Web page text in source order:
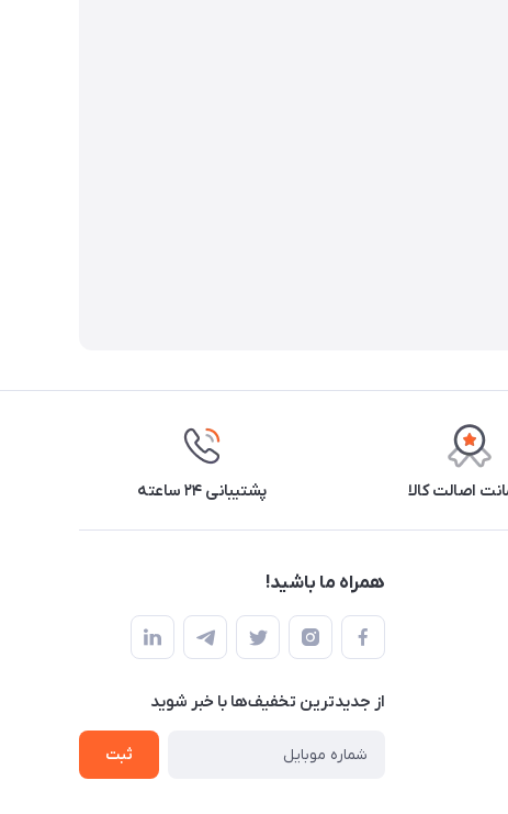
اصالت کالا پشتیبانی ۲۴ ساعته
همراه ما باشید!
از جدید‌ترین تخفیف‌ها با‌ خبر شوید
ثبت